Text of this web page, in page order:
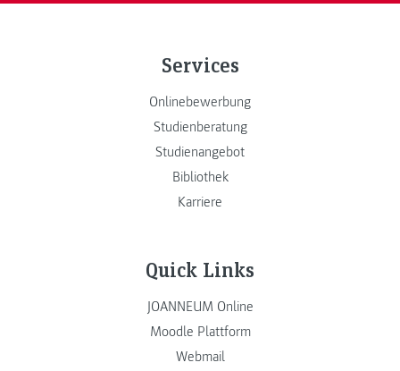
Services
Onlinebewerbung
Studienberatung
Studienangebot
Bibliothek
Karriere
Quick Links
JOANNEUM Online
Moodle Plattform
Webmail